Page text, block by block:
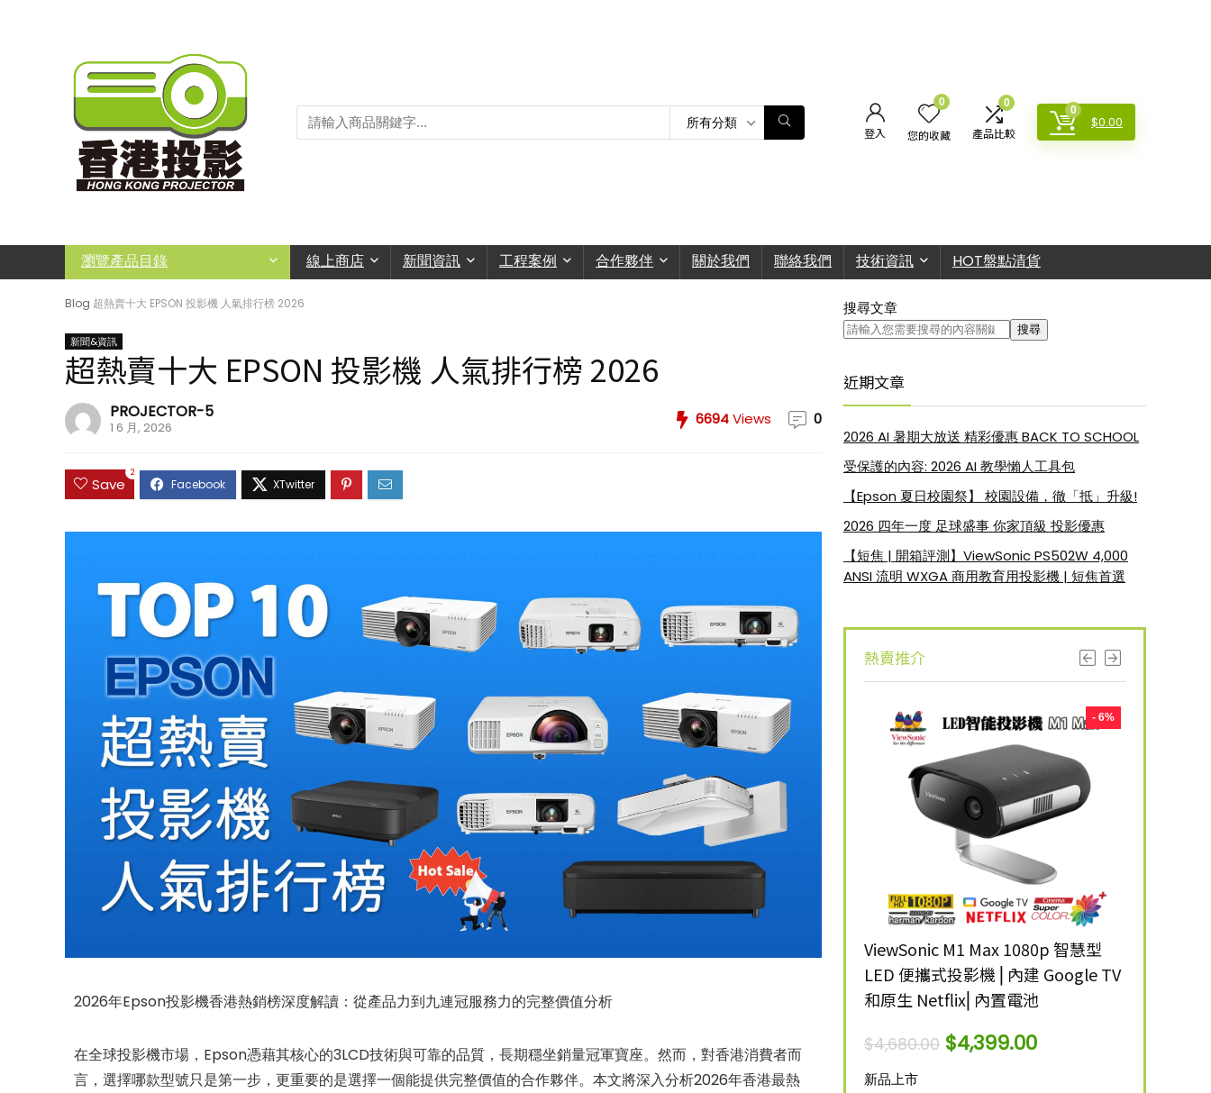
所有分類
登入
0
您的收藏
0
產品比較
0
$0.00
瀏覽產品目錄 線上商店 新聞資訊 工程案例 合作夥伴 關於我們 聯絡我們 技術資訊 HOT盤點清貨
Blog 超熱賣十大 EPSON 投影機 人氣排行榜 2026
新聞&資訊
超熱賣十大 EPSON 投影機 人氣排行榜 2026
PROJECTOR-5
1 6 月, 2026 6694Views 0
Save
2
2026年Epson投影機香港熱銷榜深度解讀：從產品力到九連冠服務力的完整價值分析
在全球投影機市場，Epson憑藉其核心的3LCD技術與可靠的品質，長期穩坐銷量冠軍寶座。然而，對香港消費者而
言，選擇哪款型號只是第一步，更重要的是選擇一個能提供完整價值的合作夥伴。本文將深入分析2026年香港最熱
搜尋文章
搜尋
近期文章
2026 AI 暑期大放送 精彩優惠 BACK TO SCHOOL
受保護的內容: 2026 AI 教學懶人工具包
【Epson 夏日校園祭】 校園設備，徹「抵」升級!
2026 四年一度 足球盛事 你家頂級 投影優惠
【短焦 | 開箱評測】ViewSonic PS502W 4,000
ANSI 流明 WXGA 商用教育用投影機 | 短焦首選
熱賣推介
- 6%
和原生 Netflix⎜內置電池
4,680.00 $4,399.00
新品上市
新品上市
- 6%
ViewSonic M1 Max 1080p 智慧型
LED 便攜式投影機 ⎜內建 Google TV
和原生 Netflix⎜內置電池
$4,680.00 $4,399.00
新品上市